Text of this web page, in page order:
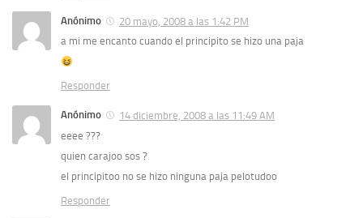
Anónimo
20 mayo, 2008 a las 1:42 PM
a mi me encanto cuando el principito se hizo una paja
Responder
Anónimo
14 diciembre, 2008 a las 11:49 AM
eeee ???
quien carajoo sos ?
el principitoo no se hizo ninguna paja pelotudoo
Responder